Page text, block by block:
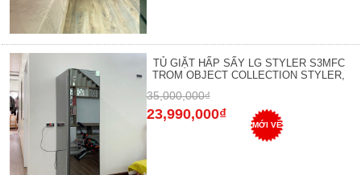
TỦ GIẶT HẤP SẤY LG STYLER S3MFC
TROM OBJECT COLLECTION STYLER,
35,000,000₫
23,990,000₫
MỚI VỀ